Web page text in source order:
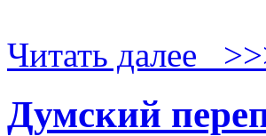
Читать далее
Думский